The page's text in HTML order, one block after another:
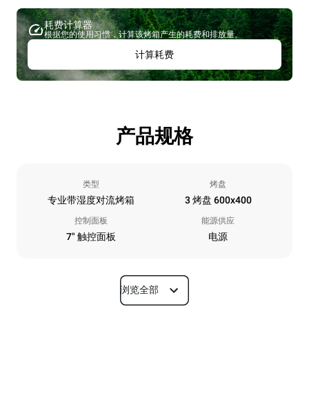
耗费计算器
根据您的使用习惯，计算该烤箱产生的耗费和排放量。
计算耗费
产品规格
类型
专业带湿度对流烤箱
烤盘
3 烤盘 600x400
控制面板
7" 触控面板
能源供应
电源
尺寸
浏览全部